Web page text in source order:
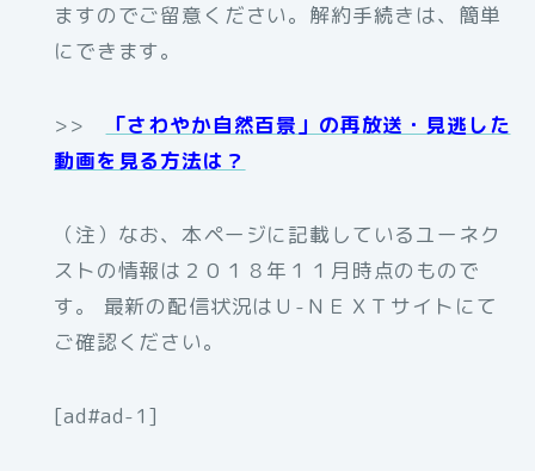
ますのでご留意ください。解約手続きは、簡単
にできます。
>>
「さわやか自然百景」の再放送・見逃した
動画を見る方法は？
（注）なお、本ページに記載しているユーネク
ストの情報は２０１８年１１月時点のもので
す。 最新の配信状況はＵ-ＮＥＸＴサイトにて
ご確認ください。
[ad#ad-1]